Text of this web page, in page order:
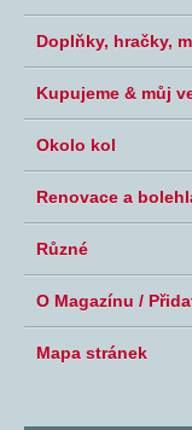
Doplňky, hračky,
Kupujeme & můj
Okolo kol
Renovace a
Různé
O Magazínu /
Mapa stránek